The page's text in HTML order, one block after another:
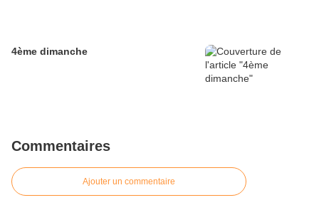
4ème dimanche
Commentaires
Ajouter un commentaire